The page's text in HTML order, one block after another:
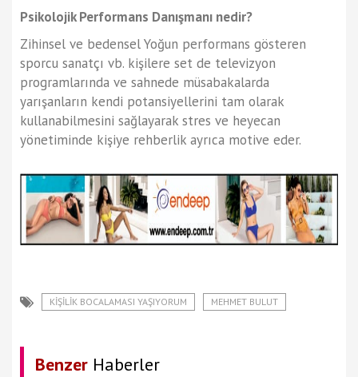
Psikolojik Performans Danışmanı nedir?
Zihinsel ve bedensel Yoğun performans gösteren
sporcu sanatçı vb. kişilere set de televizyon
programlarında ve sahnede müsabakalarda
yarışanların kendi potansiyellerini tam olarak
kullanabilmesini sağlayarak stres ve heyecan
yönetiminde kişiye rehberlik ayrıca motive eder.
KİŞİLİK BOCALAMASI YAŞIYORUM MEHMET BULUT
Benzer Haberler